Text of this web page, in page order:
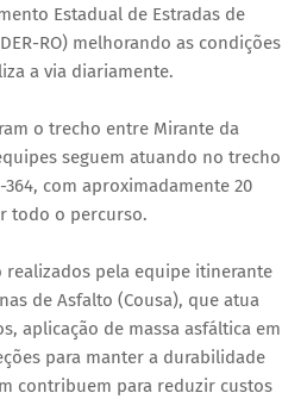
Estadual de Estradas de
RO) melhorando as condições
a via diariamente.
o trecho entre Mirante da
seguem atuando no trecho
364, com aproximadamente 20
todo o percurso.
realizados pela equipe itinerante
de Asfalto (Cousa), que atua
aplicação de massa asfáltica em
para manter a durabilidade
contribuem para reduzir custos